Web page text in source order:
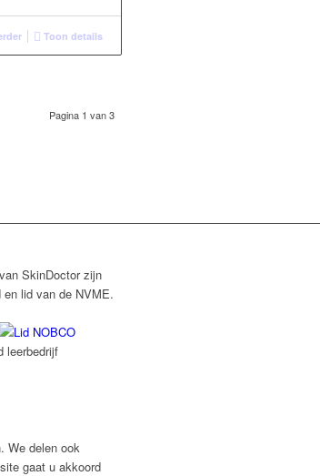
Toon details
Pagina 1 van 3
SkinDoctor zijn
lid van de NVME.
We delen ook
gaat u akkoord